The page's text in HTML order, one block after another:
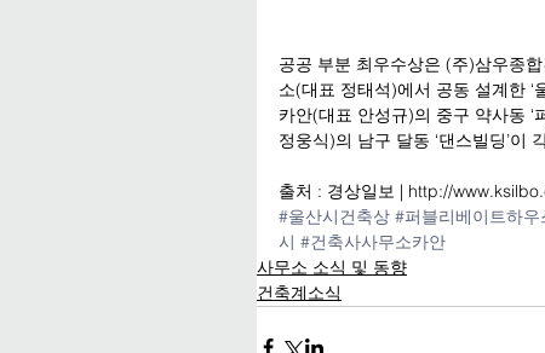
공공 부분 최우수상은 (주)삼우종
소(대표 정태석)에서 공동 설계한
카안(대표 안성규)의 중구 약사동
정웅식)의 남구 달동 ‘댄스빌딩’이
출처 : 경상일보 | http://
#울산시건축상 #퍼블리베이트하우
시 #건축사사무소카안
사무소 소식 및 동향
건축계소식